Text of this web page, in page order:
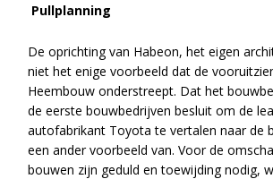
Pullplanning
De oprichting van Habeon, het eigen
niet het enige voorbeeld dat de
Heembouw onderstreept. Dat het
de eerste bouwbedrijven besluit om de
autofabrikant Toyota te vertalen naar de
een ander voorbeeld van. Voor de
bouwen zijn geduld en toewijding nodig,